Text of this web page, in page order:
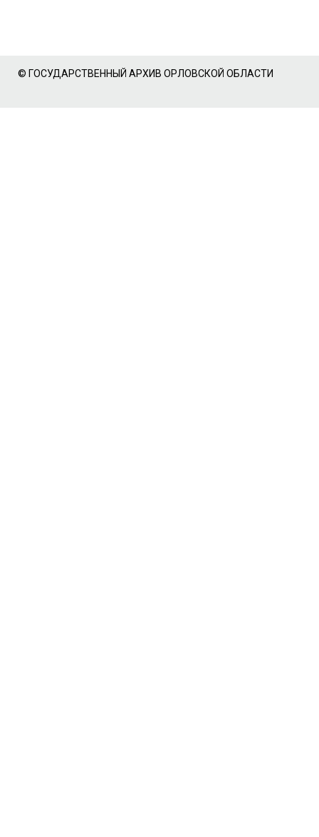
© ГОСУДАРСТВЕННЫЙ АРХИВ ОРЛОВСКОЙ ОБЛАСТИ